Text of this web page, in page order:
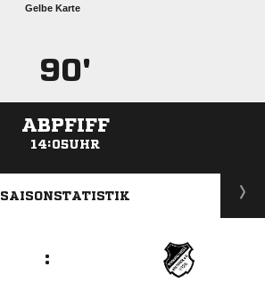
Gelbe Karte
90'
ABPFIFF
14:05UHR
ANZEIGE
SAISONSTATISTIK
: